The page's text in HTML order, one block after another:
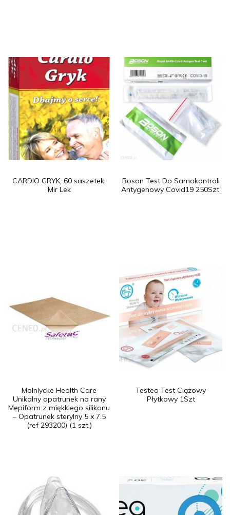
CARDIO GRYK, 60 saszetek,
Mir Lek
Boson Test Do Samokontroli
Antygenowy Covid19 250Szt.
Molnlycke Health Care
Unikalny opatrunek na rany
Mepiform z miękkiego silikonu
– Opatrunek sterylny 5 x 7.5
(ref 293200) (1 szt.)
Testeo Test Ciążowy
Płytkowy 1Szt